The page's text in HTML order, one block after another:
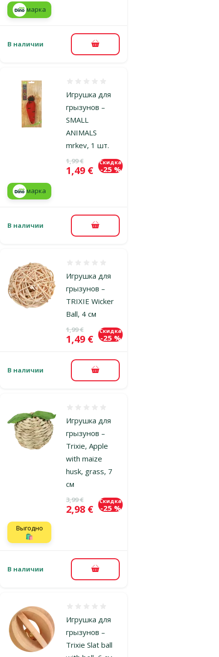
марка
В наличии В корзину
Игрушка для
грызунов –
SMALL
ANIMALS
mrkev, 1 шт.
Исходная цена
1,99 €
Цена
1,49 €
Скидка
-25 %
марка
В наличии В корзину
Игрушка для
грызунов –
TRIXIE Wicker
Ball, 4 см
Исходная цена
1,99 €
Цена
1,49 €
Скидка
-25 %
В наличии В корзину
Игрушка для
грызунов –
Trixie, Apple
with maize
husk, grass, 7
см
Исходная цена
3,99 €
Цена
2,98 €
Скидка
-25 %
Выгодно
🛍️
В наличии В корзину
Игрушка для
грызунов –
Trixie Slat ball